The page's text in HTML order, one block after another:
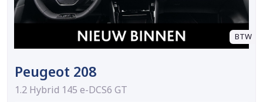
BTW
Peugeot 208
1.2 Hybrid 145 e-DCS6 GT